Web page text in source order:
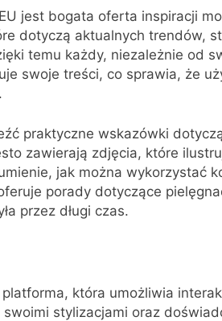
jest bogata oferta inspiracji
dotyczą aktualnych trendów,
temu każdy, niezależnie od
swoje treści, co sprawia, że
praktyczne wskazówki
zawierają zdjęcia, które
jak można wykorzystać
porady dotyczące
przez długi czas.
która umożliwia
stylizacjami oraz